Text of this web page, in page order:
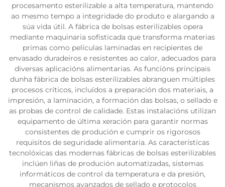
procesamento esterilizable a alta temperatura, mantendo
ao mesmo tempo a integridade do produto e alargando a
súa vida útil. A fábrica de bolsas esterilizables opera
mediante maquinaria sofisticada que transforma materias
primas como películas laminadas en recipientes de
envasado duradeiros e resistentes ao calor, adecuados para
diversas aplicacións alimentarias. As funcións principais
dunha fábrica de bolsas esterilizables abranguen múltiples
procesos críticos, incluídos a preparación dos materiais, a
impresión, a laminación, a formación das bolsas, o sellado e
as probas de control de calidade. Estas instalacións utilizan
equipamento de última xeración para garantir normas
consistentes de produción e cumprir os rigorosos
requisitos de seguridade alimentaria. As características
tecnolóxicas das modernas fábricas de bolsas esterilizables
inclúen liñas de produción automatizadas, sistemas
informáticos de control da temperatura e da presión,
mecanismos avanzados de sellado e protocolos